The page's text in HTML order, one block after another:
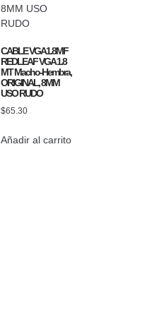
CABLE VGA1.8MF
REDLEAF VGA 1.8
MT Macho-Hembra,
ORIGINAL, 8MM
USO RUDO
$65.30
Añadir al carrito